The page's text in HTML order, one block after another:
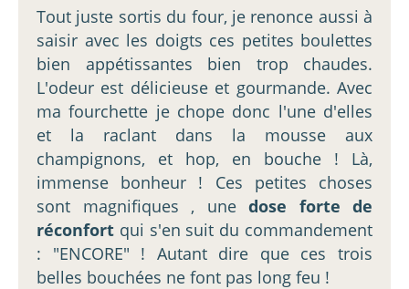
Tout juste sortis du four, je renonce aussi à
saisir avec les doigts ces petites boulettes
bien appétissantes bien trop chaudes.
L'odeur est délicieuse et gourmande. Avec
ma fourchette je chope donc l'une d'elles
et la raclant dans la mousse aux
champignons, et hop, en bouche ! Là,
immense bonheur ! Ces petites choses
sont magnifiques , une dose forte de
réconfort qui s'en suit du commandement
: "ENCORE" ! Autant dire que ces trois
belles bouchées ne font pas long feu !